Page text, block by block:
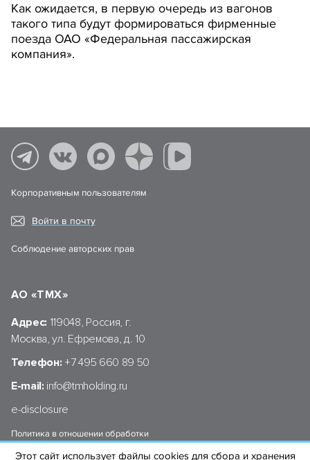
Как ожидается, в первую очередь из вагонов
такого типа будут формироваться фирменные
поезда ОАО «Федеральная пассажирская
компания».
Корпоративным пользователям
Войти в почту
Соблюдение авторских прав
АО «ТМХ»
Адрес: 119048, Россия, г.
Москва, ул. Ефремова, д. 10
Телефон: +7 495 660 89 50
E-mail: info@tmholding.ru
e-disclosure
Политика в отношении обработки
персональных данных АО «ТМХ»
Этот сайт использует файлы cookies для сбора и хранения